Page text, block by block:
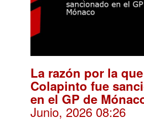
La razón por la que
Colapinto fue
en el GP de
Junio, 2026 08:26